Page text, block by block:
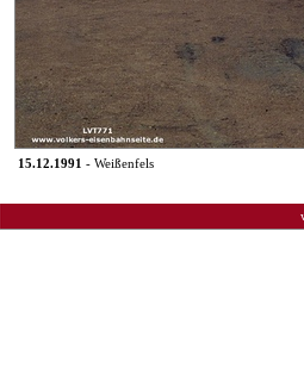
15.12.1991 - Weißenfels